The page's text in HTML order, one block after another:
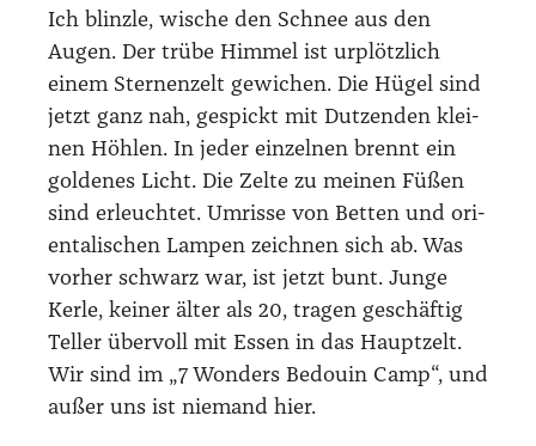
Ich blinz­le, wische den Schnee aus den
Augen. Der trü­be Him­mel ist urplötz­lich
einem Ster­nen­zelt gewi­chen. Die Hügel sind
jetzt ganz nah, gespickt mit Dut­zen­den klei­
nen Höh­len. In jeder ein­zel­nen brennt ein
gol­de­nes Licht. Die Zel­te zu mei­nen Füßen
sind erleuch­tet. Umris­se von Bet­ten und ori­
en­ta­li­schen Lam­pen zeich­nen sich ab. Was
vor­her schwarz war, ist jetzt bunt. Jun­ge
Ker­le, kei­ner älter als 20, tra­gen geschäf­tig
Tel­ler über­voll mit Essen in das Haupt­zelt.
Wir sind im „7 Won­ders Bedouin Camp“, und
außer uns ist nie­mand hier.